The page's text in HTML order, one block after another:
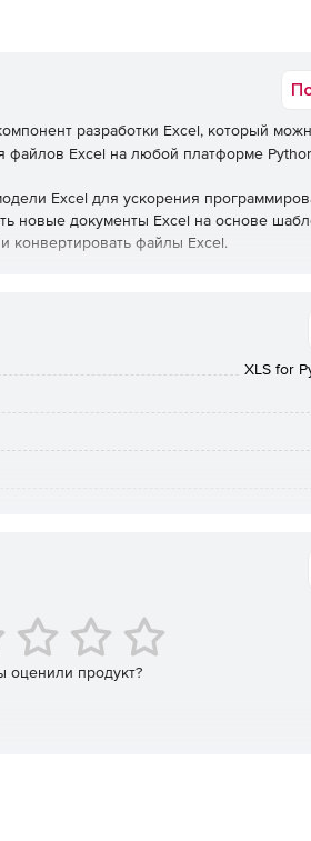
разработки Excel, который
файлов Excel на любой платформе
Excel для ускорения
новые документы Excel на основе
конвертировать файлы Excel.
Excel 2007, Excel 2010, Excel 2013, Excel
XLS for
оценили продукт?